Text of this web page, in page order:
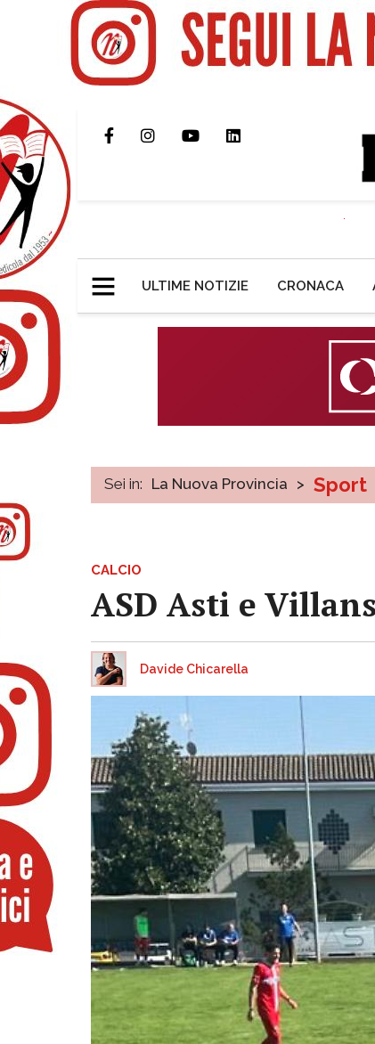
ULTIME NOTIZIE CRONACA
Sei in: La Nuova Provincia > Sport
CALCIO
ASD Asti e
Davide Chicarella